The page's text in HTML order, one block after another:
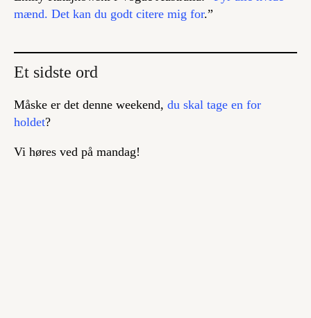
mænd. Det kan du godt citere mig for.”
Et sidste ord
Måske er det denne weekend, du skal tage en for
holdet?
Vi høres ved på mandag!